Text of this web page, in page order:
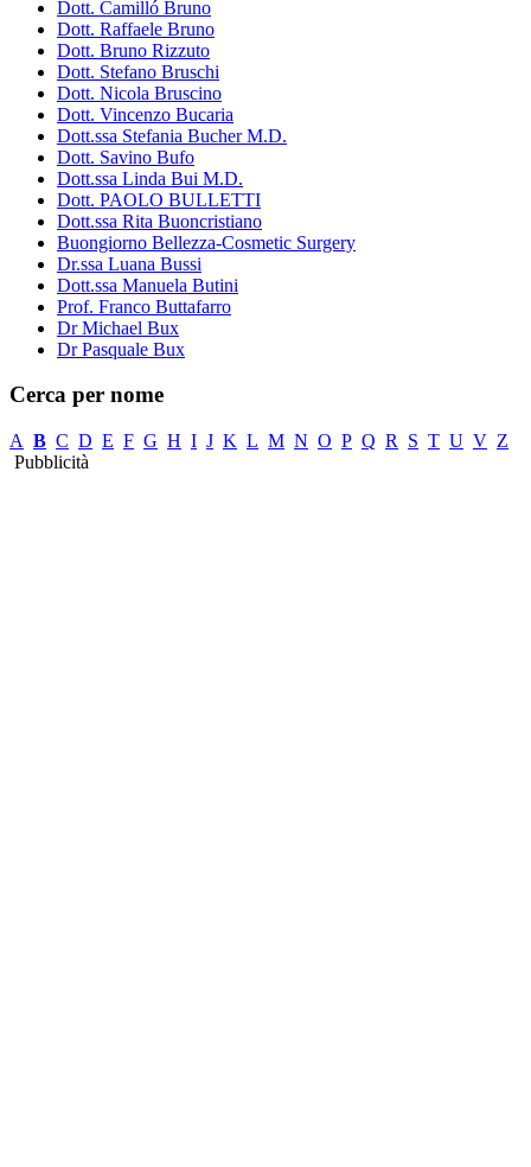
Dott. Camilló Bruno
Dott. Raffaele Bruno
Dott. Bruno Rizzuto
Dott. Stefano Bruschi
Dott. Nicola Bruscino
Dott. Vincenzo Bucaria
Dott.ssa Stefania Bucher M.D.
Dott. Savino Bufo
Dott.ssa Linda Bui M.D.
Dott. PAOLO BULLETTI
Dott.ssa Rita Buoncristiano
Buongiorno Bellezza-Cosmetic Surgery
Dr.ssa Luana Bussi
Dott.ssa Manuela Butini
Prof. Franco Buttafarro
Dr Michael Bux
Dr Pasquale Bux
Cerca per nome
A B C D E F G H I J K L M N O P Q R S T U V Z
Pubblicità